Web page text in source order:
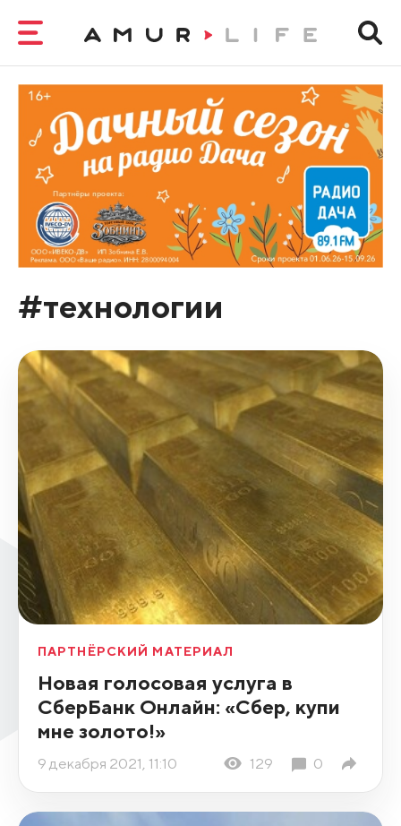
#технологии
ПАРТНЁРСКИЙ МАТЕРИАЛ
Новая голосовая услуга в
СберБанк Онлайн: «Сбер, купи
мне золото!»
9 декабря 2021, 11:10 129 0